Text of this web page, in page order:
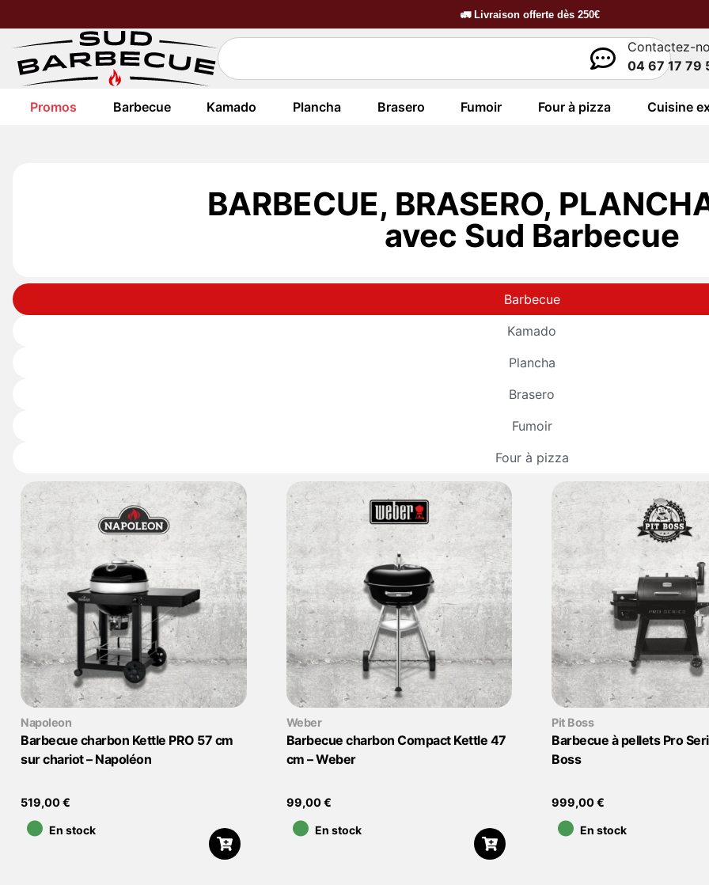
🚛 Livraison offerte dès 250€
Contactez-
04 67 17 79
Promos Barbecue Kamado Plancha Brasero Fumoir Four à pizza Cuisine
BARBECUE, BRASERO,
avec Sud Barbecue
Barbecue
Kamado
Plancha
Brasero
Fumoir
Four à pizza
Napoleon
Barbecue charbon Kettle PRO 57 cm
sur chariot – Napoléon
519,00€
•En stock
Weber
Barbecue charbon Compact Kettle 47
cm – Weber
99,00€
•En stock
Pit Boss
Barbecue à pellets Pro
Boss
999,00€
•En stock